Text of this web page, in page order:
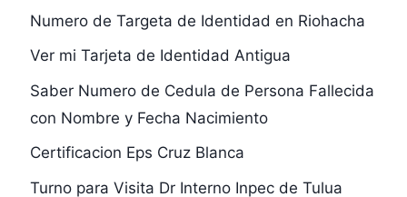
Numero de Targeta de Identidad en Riohacha
Ver mi Tarjeta de Identidad Antigua
Saber Numero de Cedula de Persona Fallecida
con Nombre y Fecha Nacimiento
Certificacion Eps Cruz Blanca
Turno para Visita Dr Interno Inpec de Tulua